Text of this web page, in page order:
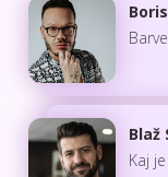
Blaž
Kaj